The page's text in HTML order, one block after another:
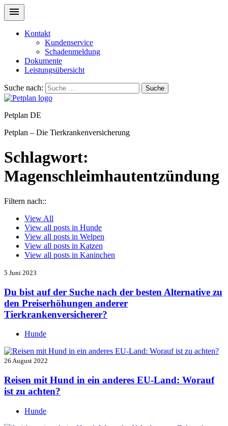
Kontakt
Kundenservice
Schadenmeldung
Dokumente
Leistungsübersicht
Suche nach: Suche
Petplan DE
Petplan – Die Tierkrankenversicherung
Schlagwort:
Magenschleimhautentzündung
Filtern nach::
View All
View all posts in Hunde
View all posts in Welpen
View all posts in Katzen
View all posts in Kaninchen
5 Juni 2023
Du bist auf der Suche nach der besten Alternative zu
den Preiserhöhungen anderer
Tierkrankenversicherer?
Hunde
26 August 2022
Reisen mit Hund in ein anderes EU-Land: Worauf
ist zu achten?
Hunde